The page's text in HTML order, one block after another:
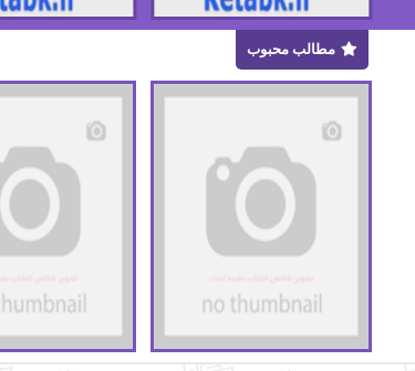
مطالب محبوب